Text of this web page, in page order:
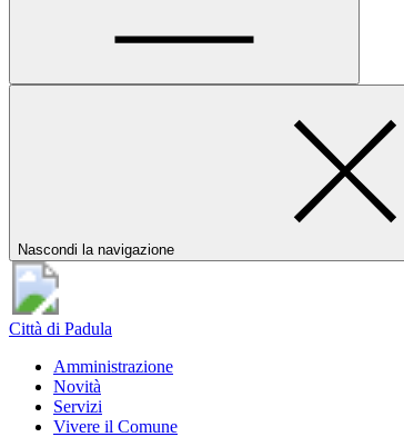
Nascondi la navigazione
Città di Padula
Amministrazione
Novità
Servizi
Vivere il Comune